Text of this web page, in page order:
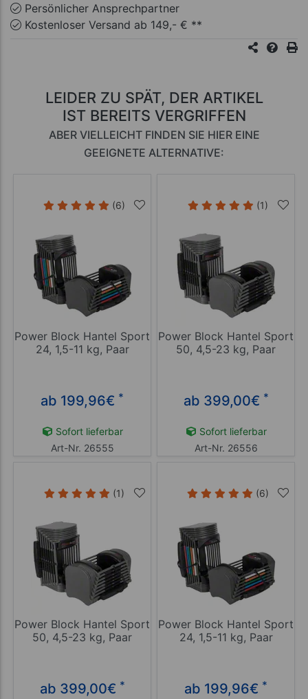
Persönlicher Ansprechpartner
Kostenloser Versand ab 149,- € **
LEIDER ZU SPÄT, DER ARTIKEL
IST BEREITS VERGRIFFEN
ABER VIELLEICHT FINDEN SIE HIER EINE
GEEIGNETE ALTERNATIVE:
(6)
Power Block Hantel Sport
24, 1,5-11 kg, Paar
ab 199,96€ *
Sofort lieferbar
Art-Nr. 26555
(1)
Power Block Hantel Sport
50, 4,5-23 kg, Paar
ab 399,00€ *
Sofort lieferbar
Art-Nr. 26556
(1)
Power Block Hantel Sport
50, 4,5-23 kg, Paar
ab 399,00€ *
(6)
Power Block Hantel Sport
24, 1,5-11 kg, Paar
ab 199,96€ *